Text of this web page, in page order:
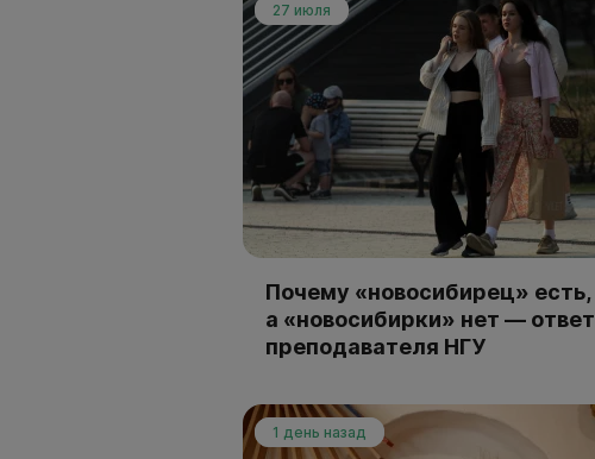
27 июля
Почему «новосибирец» есть,
а «новосибирки» нет — ответ
преподавателя НГУ
1 день назад